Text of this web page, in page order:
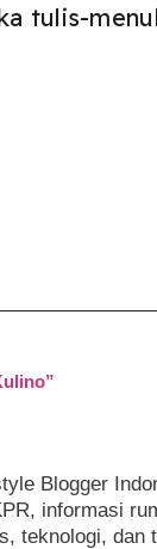
tulis-
Blogger
informasi
teknologi, dan